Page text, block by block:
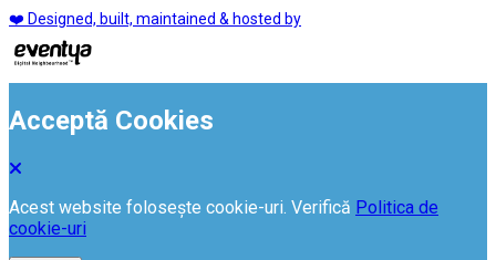
❤️ Designed, built, maintained & hosted by
Acceptă Cookies
Acest website folosește cookie-uri. Verifică Politica de
cookie-uri